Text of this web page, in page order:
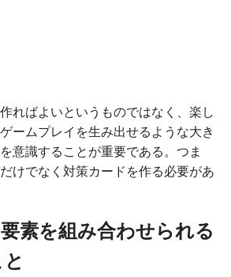
ればよいというものではなく、楽し
ームプレイを生み出せるような大き
意識することが重要である。つま
けでなく対策カードを作る必要があ
素を組み合わせられる